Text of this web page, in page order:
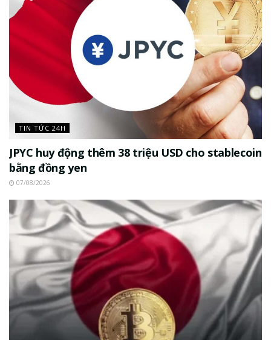
TIN TỨC 24H
JPYC huy động thêm 38 triệu USD cho stablecoin
bằng đồng yen
07/08/2026